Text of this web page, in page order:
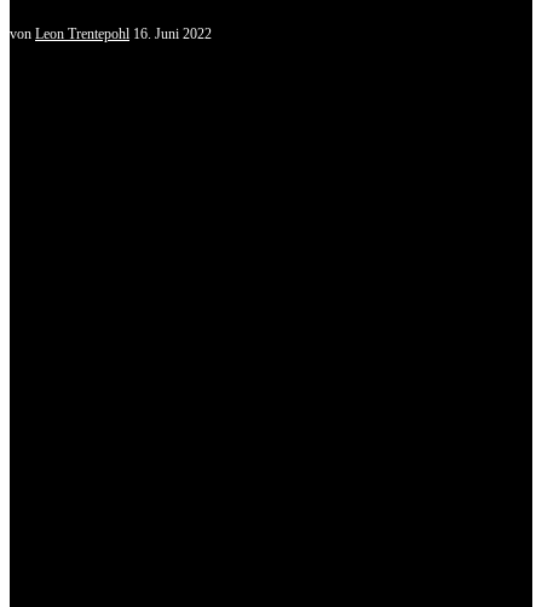
von Leon Trentepohl 16. Juni 2022